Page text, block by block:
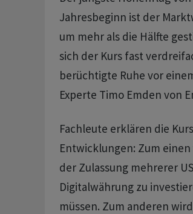
Jahresbeginn ist der
um mehr als die Hälfte
sich der Kurs fast
berüchtigte Ruhe vor
Experte Timo Emden von
Fachleute erklären die
Entwicklungen: Zum
der Zulassung mehrerer
Digitalwährung zu
müssen. Zum anderen